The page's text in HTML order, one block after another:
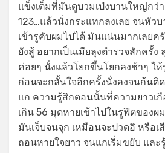
แข็งเต็มที่มันดูบวมเป่งบานใหญ่กว่
123…แล้วนั่งกระแทกลงเลย จนหัว
เข้ารูคับผมไปได้ มันแน่นมากเลยค
ยังสู้ อยากเป็นเมียลุงตำรวจสักครั้ง
ค่อยๆ นั่งแล้วโยกขึ้นโยกลงช้าๆ ใ
ก่อนจะกลั้นใจอีกครั้งนั่งลงจนก้นติ
แก ความรู้สึกตอนนั้นที่ความยาวเ
เกิน 56 มุดหายเข้าไปในรูฟิตของ
มันเจ็บจนจุก เหมือนจะปวดอึ หรือเ
ถอนหายใจยาว จนแกเริ่มขยับ แล